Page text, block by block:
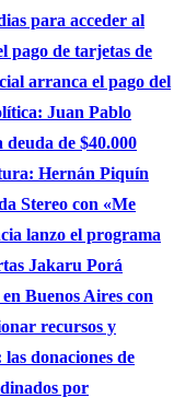
para acceder al
pago de tarjetas de
arranca el pago del
Juan Pablo
de $40.000
Hernán Piquín
Stereo con «Me
lanzo el programa
Jakaru Porá
Buenos Aires con
recursos y
donaciones de
por